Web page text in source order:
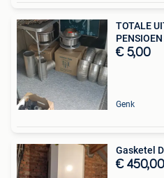
TOTALE
€ 5,00
Genk
Gasketel
€ 450,00